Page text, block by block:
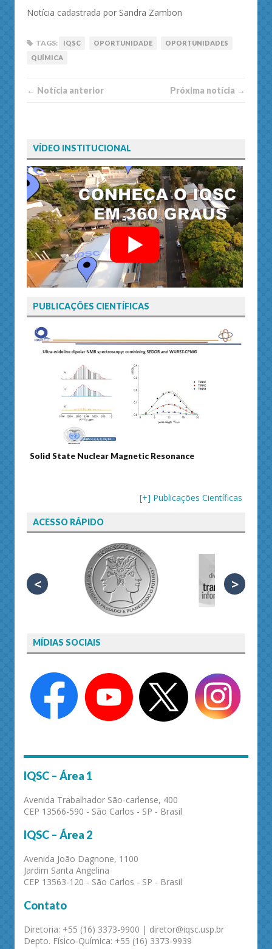
Notícia cadastrada por Sandra Zambon
TAGS: IQSC OPORTUNIDADE
OPORTUNIDADES
QUÍMICA
← Notí­cia anterior Próxima notí­­cia →
VÍDEO INSTITUCIONAL
PUBLICAÇÕES CIENTÍFICAS
Solid State Nuclear Magnetic Resonance
[+] Publicações Científicas
ACESSO RÁPIDO
< >
MÍDIAS SOCIAIS
IQSC – Área 1
Avenida Trabalhador São-carlense, 400
CEP 13566-590 - São Carlos - SP - Brasil
IQSC – Área 2
Avenida João Dagnone, 1100
Jardim Santa Angelina
CEP 13563-120 - São Carlos - SP - Brasil
Contato
Diretoria: +55 (16) 3373-9900 | diretor@iqsc.usp.br
Depto. Físico-Química: +55 (16) 3373-9939